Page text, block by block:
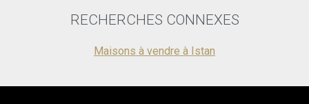
RECHERCHES CONNEXES
Maisons à vendre à Istan